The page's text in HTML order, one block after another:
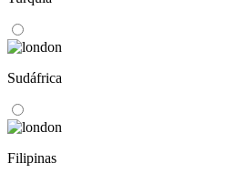
Sudáfrica
Filipinas